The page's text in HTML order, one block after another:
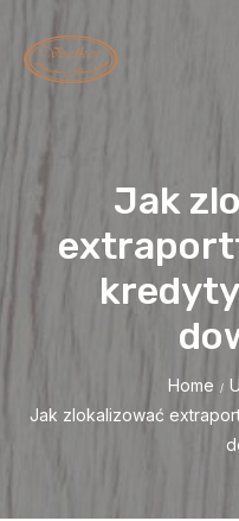
Jak
Home /
Jak zlokalizować